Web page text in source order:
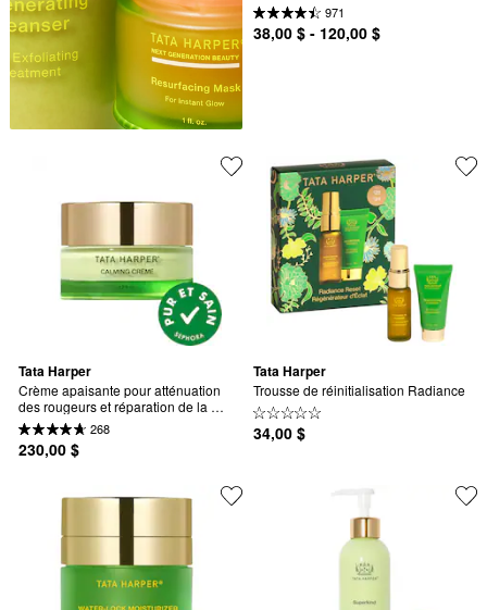
971
38,00 $ - 120,00 $
Tata Harper
Crème apaisante pour atténuation
des rougeurs et réparation de la
peau
268
230,00 $
Tata Harper
Trousse de réinitialisation Radiance
34,00 $